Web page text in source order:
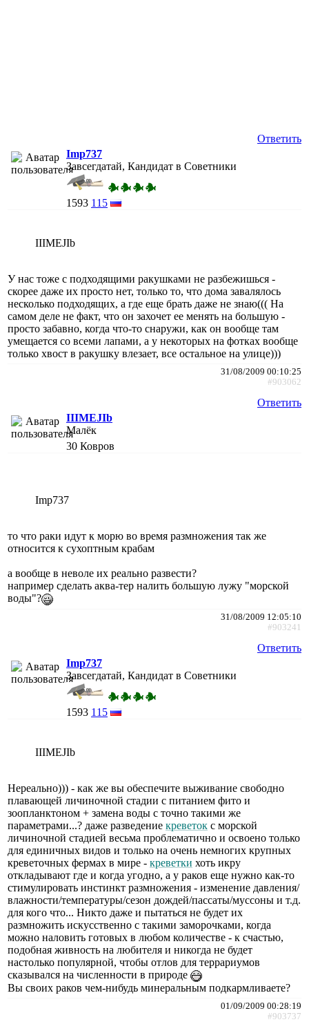
Ответить
Imp737
Завсегдатай, Кандидат в Советники
1593 115
IIIMEJIb
У нас тоже с подходящими ракушками не разбежишься -
скорее даже их просто нет, только то, что дома завалялось
несколько подходящих, а где еще брать даже не знаю((( На
самом деле не факт, что он захочет ее менять на большую -
просто забавно, когда что-то снаружи, как он вообще там
умещается со всеми лапами, а у некоторых на фотках вообще
только хвост в ракушку влезает, все остальное на улице)))
31/08/2009 00:10:25
#903062
Ответить
IIIMEJIb
Малёк
30 Ковров
Imp737
то что раки идут к морю во время размножения так же
относится к сухоптным крабам
а вообще в неволе их реально развести?
например сделать аква-тер налить большую лужу "морской
воды"?
31/08/2009 12:05:10
#903241
Ответить
Imp737
Завсегдатай, Кандидат в Советники
1593 115
IIIMEJIb
Нереально))) - как же вы обеспечите выживание свободно
плавающей личиночной стадии с питанием фито и
зоопланктоном + замена воды с точно такими же
параметрами...? даже разведение креветок с морской
личиночной стадией весьма проблематично и освоено только
для единичных видов и только на очень немногих крупных
креветочных фермах в мире - креветки хоть икру
откладывают где и когда угодно, а у раков еще нужно как-то
стимулировать инстинкт размножения - изменение давления/
влажности/температуры/сезон дождей/пассаты/муссоны и т.д.
для кого что... Никто даже и пытаться не будет их
размножить искусственно с такими заморочками, когда
можно наловить готовых в любом количестве - к счастью,
подобная живность на любителя и никогда не будет
настолько популярной, чтобы отлов для террариумов
сказывался на численности в природе
Вы своих раков чем-нибудь минеральным подкармливаете?
01/09/2009 00:28:19
#903737